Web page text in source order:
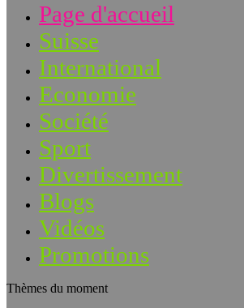
Page d'accueil
Suisse
International
Economie
Société
Sport
Divertissement
Blogs
Vidéos
Promotions
Thèmes du moment